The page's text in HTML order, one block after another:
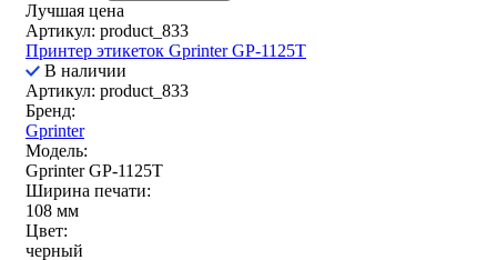
Лучшая цена
Артикул: product_833
Принтер этикеток Gprinter GP-1125T
В наличии
Артикул: product_833
Бренд:
Gprinter
Модель:
Gprinter GP-1125T
Ширина печати:
108 мм
Цвет:
черный